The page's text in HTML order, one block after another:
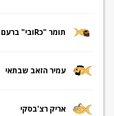
תומר "כRובי" ברעם
עמיר הזאב שבתאי
אריק רצ'בסקי